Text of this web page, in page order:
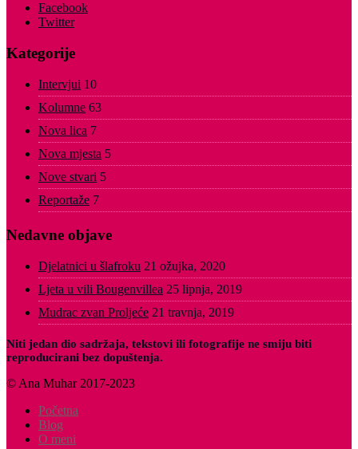
Facebook
Twitter
Kategorije
Intervjui 10
Kolumne 63
Nova lica 7
Nova mjesta 5
Nove stvari 5
Reportaže 7
Nedavne objave
Djelatnici u šlafroku 21 ožujka, 2020
Ljeta u vili Bougenvillea 25 lipnja, 2019
Mudrac zvan Proljeće 21 travnja, 2019
Niti jedan dio sadržaja, tekstovi ili fotografije ne smiju biti
reproducirani bez dopuštenja.
© Ana Muhar 2017-2023
Početna
Blog
O meni